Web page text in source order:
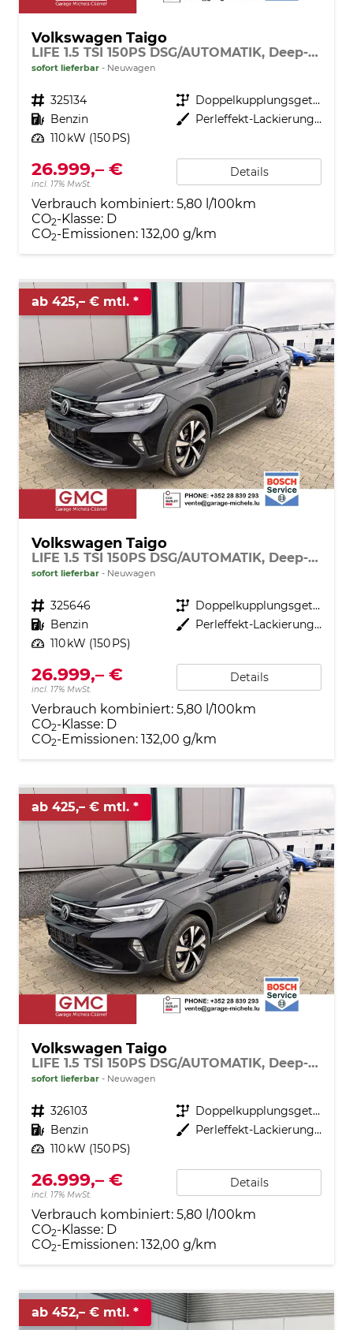
Volkswagen Taigo
LIFE 1.5 TSI 150PS DSG/AUTOMATIK, Deep-Black-Metallic, 17" Alu Aberdeen, MATRIX-LED, Sitzheizung, Climatronic, Parksensoren vorn/hinten, Rückfahrkamera, Radio Ready2Discover + Wireless App-Connect, Keyless Access, Licht-/Sicht, Privacy-Glas, M-Lederlenkrad
sofort lieferbar Neuwagen
Fahrzeugnr. 325134 Getriebe
Doppelkupplungsgetriebe (DSG)
Kraftstoff Benzin Außenfarbe
Perleffekt-Lackierung Deep-Black
Leistung 110 kW (150 PS)
26.999,– €
incl. 17% MwSt.
Details
Verbrauch kombiniert: 5,80 l/100km
CO2-Klasse: D
CO2-Emissionen: 132,00 g/km
ab 425,– € mtl.
Volkswagen Taigo
LIFE 1.5 TSI 150PS DSG/AUTOMATIK, Deep-Black-Metallic, 17" Alu Aberdeen, MATRIX-LED, Sitzheizung, Climatronic, Parksensoren vorn/hinten, Rückfahrkamera, Radio Ready2Discover + Wireless App-Connect, Keyless Access, Licht-/Sicht, Privacy-Glas, M-Lederlenkrad
sofort lieferbar Neuwagen
Fahrzeugnr. 325646 Getriebe
Doppelkupplungsgetriebe (DSG)
Kraftstoff Benzin Außenfarbe
Perleffekt-Lackierung Deep-Black
Leistung 110 kW (150 PS)
26.999,– €
incl. 17% MwSt.
Details
Verbrauch kombiniert: 5,80 l/100km
CO2-Klasse: D
CO2-Emissionen: 132,00 g/km
ab 425,– € mtl.
Volkswagen Taigo
LIFE 1.5 TSI 150PS DSG/AUTOMATIK, Deep-Black-Metallic, 17" Alu Aberdeen, MATRIX-LED, Sitzheizung, Climatronic, Parksensoren vorn/hinten, Rückfahrkamera, Radio Ready2Discover + Wireless App-Connect, Keyless Access, Licht-/Sicht, Privacy-Glas, M-Lederlenkrad
sofort lieferbar Neuwagen
Fahrzeugnr. 326103 Getriebe
Doppelkupplungsgetriebe (DSG)
Kraftstoff Benzin Außenfarbe
Perleffekt-Lackierung Deep-Black
Leistung 110 kW (150 PS)
26.999,– €
incl. 17% MwSt.
Details
Verbrauch kombiniert: 5,80 l/100km
CO2-Klasse: D
CO2-Emissionen: 132,00 g/km
ab 452,– € mtl.